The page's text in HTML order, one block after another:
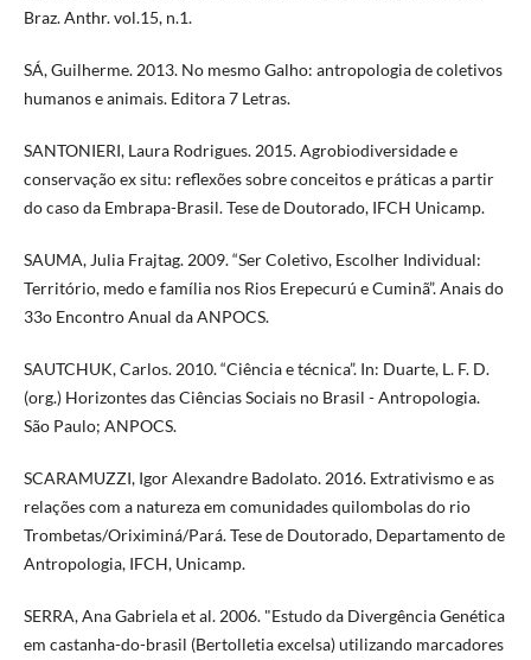
Braz. Anthr. vol.15, n.1.
SÁ, Guilherme. 2013. No mesmo Galho: antropologia de coletivos
humanos e animais. Editora 7 Letras.
SANTONIERI, Laura Rodrigues. 2015. Agrobiodiversidade e
conservação ex situ: reflexões sobre conceitos e práticas a partir
do caso da Embrapa-Brasil. Tese de Doutorado, IFCH Unicamp.
SAUMA, Julia Frajtag. 2009. “Ser Coletivo, Escolher Individual:
Território, medo e família nos Rios Erepecurú e Cuminã”. Anais do
33o Encontro Anual da ANPOCS.
SAUTCHUK, Carlos. 2010. “Ciência e técnica”. In: Duarte, L. F. D.
(org.) Horizontes das Ciências Sociais no Brasil - Antropologia.
São Paulo; ANPOCS.
SCARAMUZZI, Igor Alexandre Badolato. 2016. Extrativismo e as
relações com a natureza em comunidades quilombolas do rio
Trombetas/Oriximiná/Pará. Tese de Doutorado, Departamento de
Antropologia, IFCH, Unicamp.
SERRA, Ana Gabriela et al. 2006. "Estudo da Divergência Genética
em castanha-do-brasil (Bertolletia excelsa) utilizando marcadores